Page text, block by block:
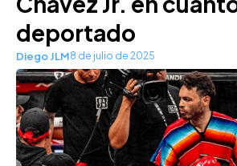
deportado
Diego JLM8 de julio de 2025